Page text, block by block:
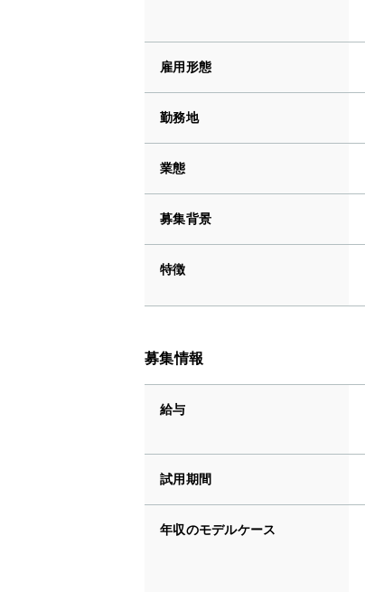
雇用形態
勤務地
業態
募集背景
特徴
募集情報
給与
試用期間
年収のモデルケース